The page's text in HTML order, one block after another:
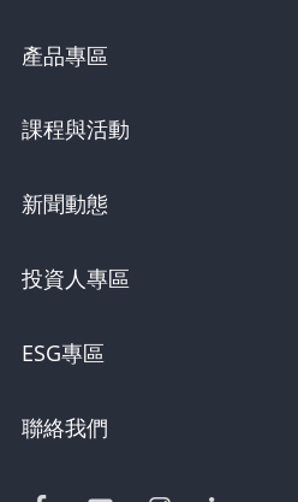
產品專區
課程與活動
新聞動態
投資人專區
ESG專區
聯絡我們